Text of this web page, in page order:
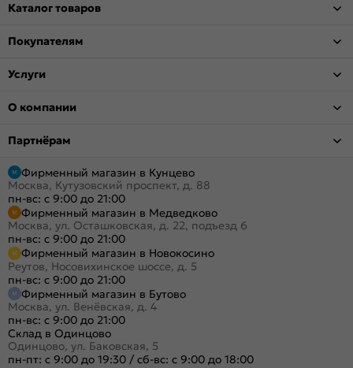
Каталог товаров
Покупателям
Услуги
О компании
Партнёрам
Фирменный магазин в Кунцево
Москва, Кутузовский проспект, д. 88
пн-вс: с 9:00 до 21:00
Фирменный магазин в Медведково
Москва, ул. Осташковская, д. 22, подъезд 6
пн-вс: с 9:00 до 21:00
Фирменный магазин в Новокосино
Реутов, Носовихинское шоссе, д. 5
пн-вс: с 9:00 до 21:00
Фирменный магазин в Бутово
Москва, ул. Венёвская, д. 4
пн-вс: с 9:00 до 21:00
Склад в Одинцово
Одинцово, ул. Баковская, 5
пн-пт: с 9:00 до 19:30 / сб-вс: с 9:00 до 18:00